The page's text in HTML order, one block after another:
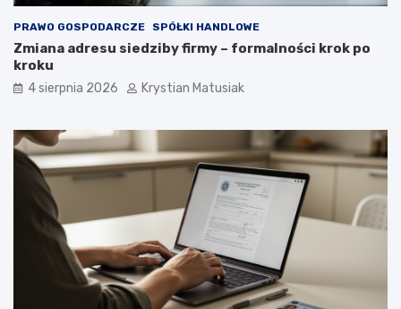
PRAWO GOSPODARCZE SPÓŁKI HANDLOWE
Zmiana adresu siedziby firmy – formalności krok po
kroku
4 sierpnia 2026 Krystian Matusiak